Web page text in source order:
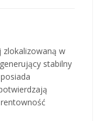
zlokalizowaną w
stabilny